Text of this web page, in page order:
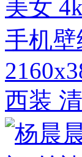
西装